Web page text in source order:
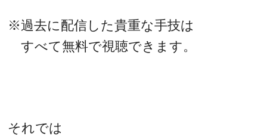
※過去に配信した貴重な手技は
すべて無料で視聴できます。
それでは